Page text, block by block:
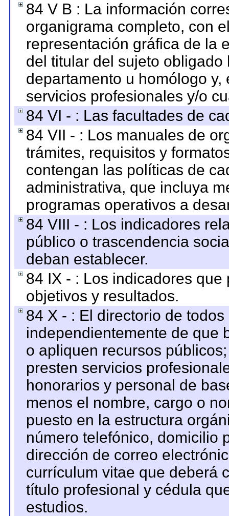
84 V B : La información
organigrama completo, con
representación gráfica de la
del titular del sujeto
departamento u homólogo
servicios profesionales y/o
84 VI - : Las facultades de
84 VII - : Los manuales de
trámites, requisitos y
contengan las políticas de
administrativa, que incluya
programas operativos a
84 VIII - : Los indicadores
público o trascendencia
deban establecer.
84 IX - : Los indicadores
objetivos y resultados.
84 X - : El directorio de
independientemente de que
o apliquen recursos
presten servicios
honorarios y personal de
menos el nombre, cargo o
puesto en la estructura
número telefónico, domicilio
dirección de correo
currículum vitae que deberá
título profesional y cédula
estudios.